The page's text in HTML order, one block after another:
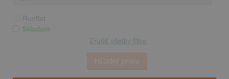
Runflat
Skladom
Zrušiť všetky filtre